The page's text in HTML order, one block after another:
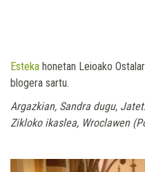
Esteka honetan Leioako
blogera sartu.
Argazkian, Sandra dugu,
Zikloko ikaslea, Wroclawen